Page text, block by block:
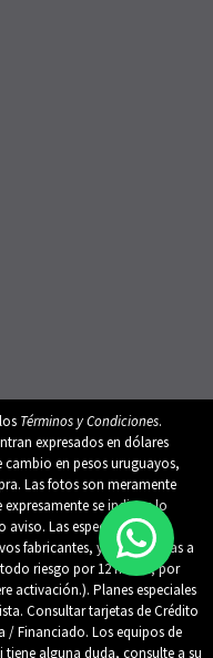
Términos y Condiciones.
expresados en dólares
cambio en pesos uruguayos,
Las fotos son meramente
se indique lo
Las especificaciones
fabricantes, y están sujetas a
riesgo por 12 meses, por
activación.). Planes especiales
Consultar tarjetas de Crédito
/ Financiado. Los equipos de
tiene alguna duda, consulte a su